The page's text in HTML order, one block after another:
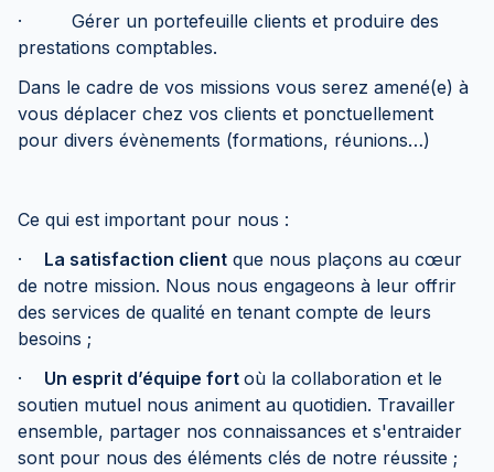
· Gérer un portefeuille clients et produire des
prestations comptables.
Dans le cadre de vos missions vous serez amené(e) à
vous déplacer chez vos clients et ponctuellement
pour divers évènements (formations, réunions…)
Ce qui est important pour nous :
· La satisfaction client que nous plaçons au cœur
de notre mission. Nous nous engageons à leur offrir
des services de qualité en tenant compte de leurs
besoins ;
· Un esprit d’équipe fort où la collaboration et le
soutien mutuel nous animent au quotidien. Travailler
ensemble, partager nos connaissances et s'entraider
sont pour nous des éléments clés de notre réussite ;